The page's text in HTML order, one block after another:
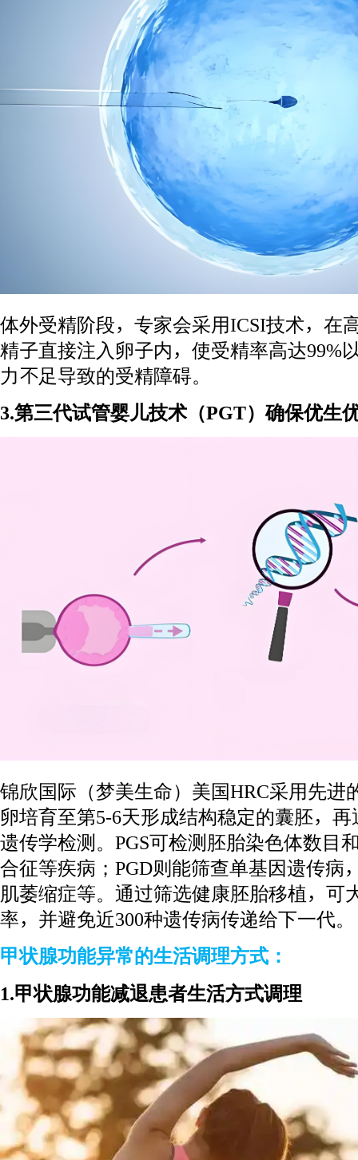
体外受精阶段，专家会采用ICSI技术，在
精子直接注入卵子内，使受精率高达99%
力不足导致的受精障碍。
3.第三代试管婴儿技术（PGT）确保优生
锦欣国际（梦美生命）美国HRC采用先进
卵培育至第5-6天形成结构稳定的囊胚，再
遗传学检测。PGS可检测胚胎染色体数目
合征等疾病；PGD则能筛查单基因遗传病
肌萎缩症等。通过筛选健康胚胎移植，可
率，并避免近300种遗传病传递给下一代。
甲状腺功能异常的生活调理方式：
1.甲状腺功能减退患者生活方式调理